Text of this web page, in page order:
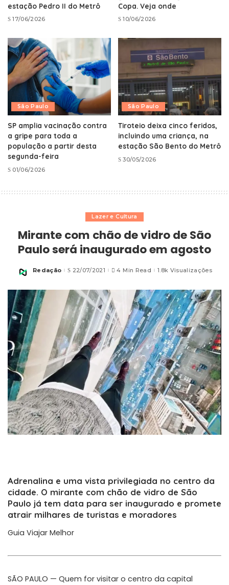
estação Pedro II do Metrô
17/06/2026
Copa. Veja onde
10/06/2026
São Paulo
SP amplia vacinação contra
a gripe para toda a
população a partir desta
segunda-feira
01/06/2026
São Paulo
Tiroteio deixa cinco feridos,
incluindo uma criança, na
estação São Bento do Metrô
30/05/2026
Lazer e Cultura
Mirante com chão de vidro de São
Paulo será inaugurado em agosto
Posted
Redação 22/07/2021 4 Min Read 1.8k Visualizações
Adrenalina e uma vista privilegiada no centro da
cidade. O mirante com chão de vidro de São
Paulo já tem data para ser inaugurado e promete
atrair milhares de turistas e moradores
Guia Viajar Melhor
SÃO PAULO — Quem for visitar o centro da capital